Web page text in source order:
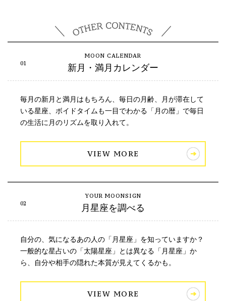
新月・満月カレンダー
毎月の新月と満月はもちろん、毎日の月齢、月が滞在して
いる星座、ボイドタイムも一目でわかる「月の暦」で毎日
の生活に月のリズムを取り入れて。
VIEW MORE
月星座を調べる
自分の、気になるあの人の「月星座」を知っていますか？
一般的な星占いの「太陽星座」とは異なる「月星座」か
ら、自分や相手の隠れた本質が見えてくるかも。
VIEW MORE